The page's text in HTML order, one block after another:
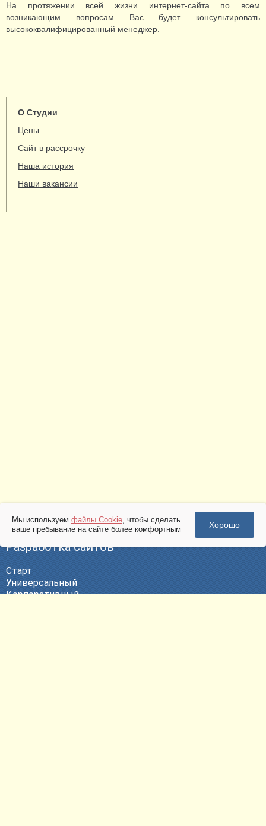
На протяжении всей жизни интернет-сайта по всем
возникающим вопросам Вас будет консультировать
высококвалифицированный менеджер.
О Студии
Цены
Сайт в рассрочку
Наша история
Наши вакансии
Разработка сайтов
Старт
Универсальный
Корпоративный
Мы используем файлы Cookie, чтобы сделать
ваше пребывание на сайте более комфортным
Хорошо